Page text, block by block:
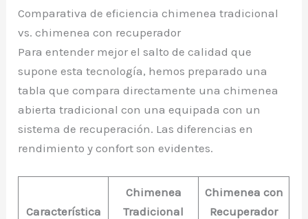
Comparativa de eficiencia chimenea tradicional
vs. chimenea con recuperador
Para entender mejor el salto de calidad que
supone esta tecnología, hemos preparado una
tabla que compara directamente una chimenea
abierta tradicional con una equipada con un
sistema de recuperación. Las diferencias en
rendimiento y confort son evidentes.
Característica
Chimenea
Tradicional
Chimenea con
Recuperador